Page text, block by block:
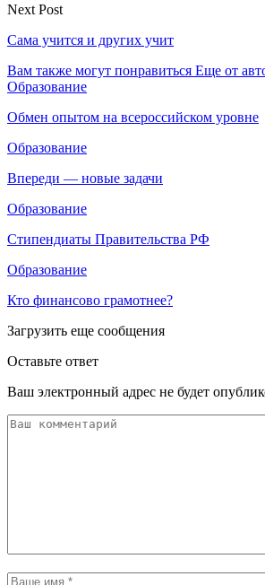
Next Post
Сама учится и других учит
Вам также могут понравиться Еще от
Образование
Обмен опытом на всероссийском уровне
Образование
Впереди — новые задачи
Образование
Стипендиаты Правительства РФ
Образование
Кто финансово грамотнее?
Загрузить еще сообщения
Оставьте ответ
Ваш электронный адрес не будет